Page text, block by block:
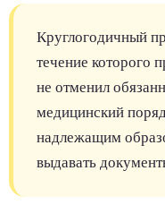
Круглогодичный
течение которого
не отменил
медицинский
надлежащим
выдавать